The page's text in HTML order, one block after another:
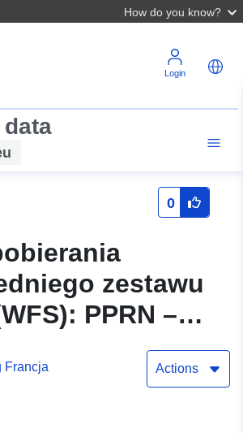
How do you know?
Login
0
zestawu
PPRN –
obszar
Rehon (54451)
Francja Actions